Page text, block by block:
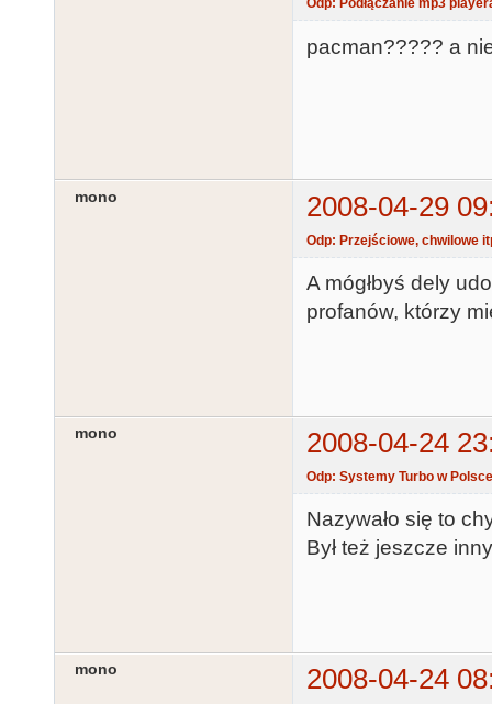
Odp: Podłączanie mp3
pacman????? a
mono 2008-04-29
Odp: Przejściowe, chwilowe
A mógłbyś dely
profanów, którzy
mono 2008-04-24
Odp: Systemy Turbo w Polsce
Nazywało się to
Był też jeszcze
mono 2008-04-24